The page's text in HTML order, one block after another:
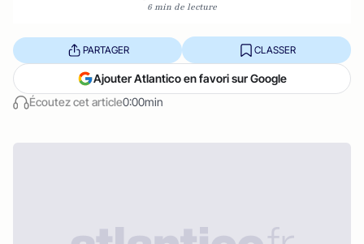
6 min de lecture
Écoutez cet article0:00min
PARTAGER CLASSER
Ajouter Atlantico en favori sur Google